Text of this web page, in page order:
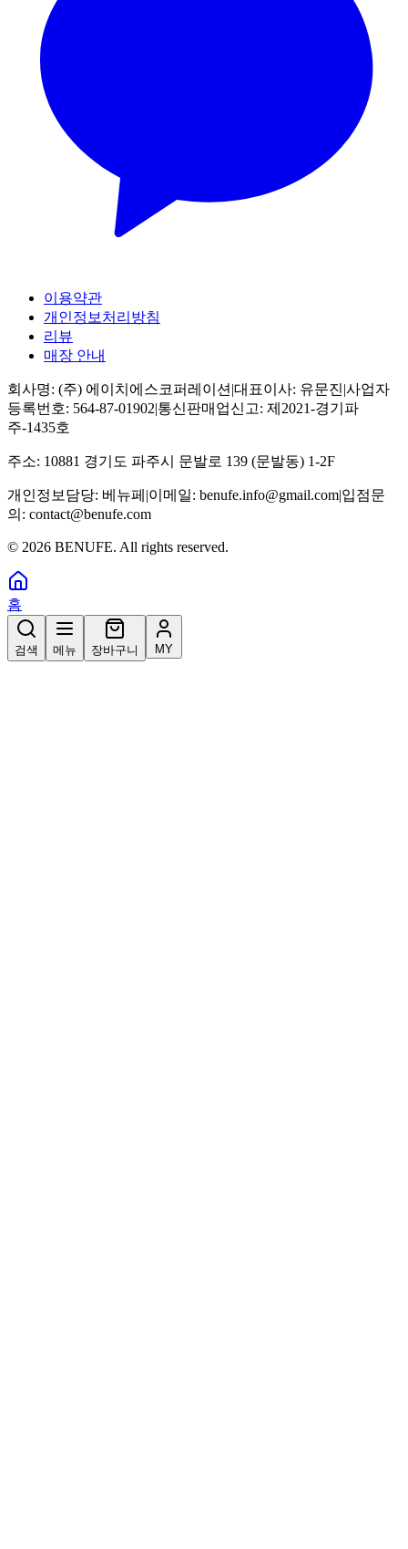
이용약관
개인정보처리방침
리뷰
매장 안내
회사명: (주) 에이치에스코퍼레이션 |대표이사: 유문진|사업자
등록번호: 564-87-01902|통신판매업신고: 제2021-경기파
주-1435호
주소: 10881 경기도 파주시 문발로 139 (문발동) 1-2F
개인정보담당: 베뉴페 |이메일: benufe.info@gmail.com|입점문
의: contact@benufe.com
© 2026 BENUFE. All rights reserved.
홈
검색 메뉴 장바구니 MY